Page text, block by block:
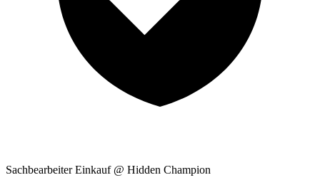
Sachbearbeiter Einkauf @ Hidden Champion